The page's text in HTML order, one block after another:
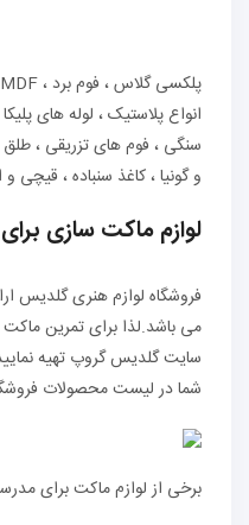
سنگی ، فوم های تزریقی ،
و گونیا ، کاغذ سنباده ، قیچی و
لوازم ماکت سازی
فروشگاه لوازم هنری گلدیس
می باشد.لذا برای تمرین ماکت
سایت گلدیس گروپ تهیه
شما در لیست محصولات
برخی از لوازم ماکت برای